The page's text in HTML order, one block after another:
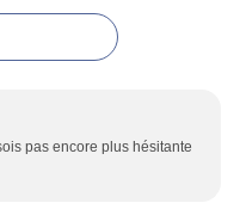
pas encore plus hésitante